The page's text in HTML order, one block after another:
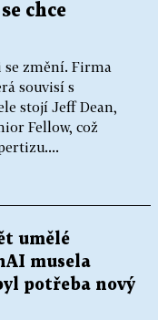
chce
změní. Firma
souvisí s
stojí Jeff Dean,
Fellow, což
umělé
musela
potřeba nový